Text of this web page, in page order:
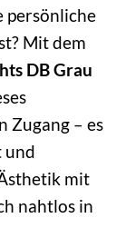
persönliche
Mit dem
DB Grau
Zugang – es
und
mit
nahtlos in